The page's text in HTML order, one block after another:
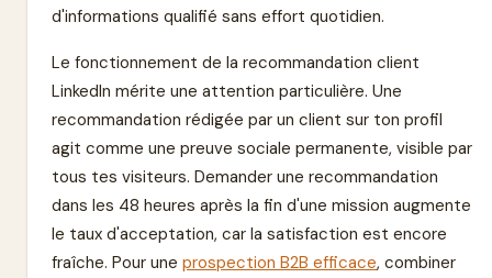
d'informations qualifié sans effort quotidien.
Le fonctionnement de la recommandation client
LinkedIn mérite une attention particulière. Une
recommandation rédigée par un client sur ton profil
agit comme une preuve sociale permanente, visible par
tous tes visiteurs. Demander une recommandation
dans les 48 heures après la fin d'une mission augmente
le taux d'acceptation, car la satisfaction est encore
fraîche. Pour une prospection B2B efficace, combiner